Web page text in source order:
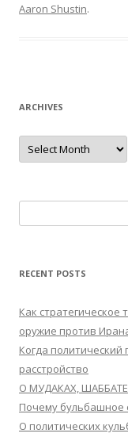
Aaron Shustin.
ARCHIVES
Archives
for:
RECENT POSTS
Как
оружие против
Когда политический
расстройство
О МУДАКАХ,
Почему бульбашное
О политических